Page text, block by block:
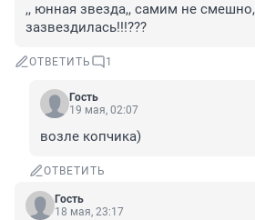
,, юнная звезда,, самим не
зазвездилась!!!???
ОТВЕТИТЬ 1
Гость
19 мая, 02:07
возле копчика)
ОТВЕТИТЬ
Гость
18 мая, 23:17